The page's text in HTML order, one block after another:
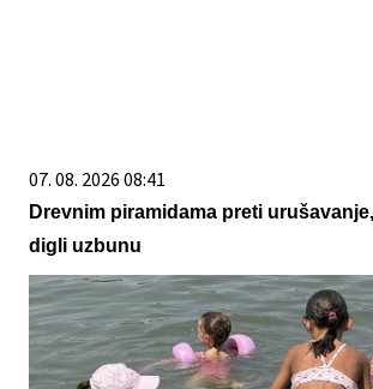
07. 08. 2026 08:41
Drevnim piramidama preti
digli uzbunu